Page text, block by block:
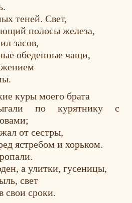
теней. Свет,
полосы железа,
засов,
обеденные чащи,
куры моего брата
по курятнику с
от сестры,
ястребом и хорьком.
а улитки, гусеницы,
свет
свои сроки.